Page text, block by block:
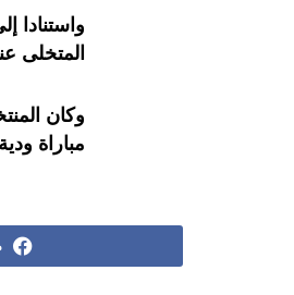
واستنادا
المتخلى
مباراة